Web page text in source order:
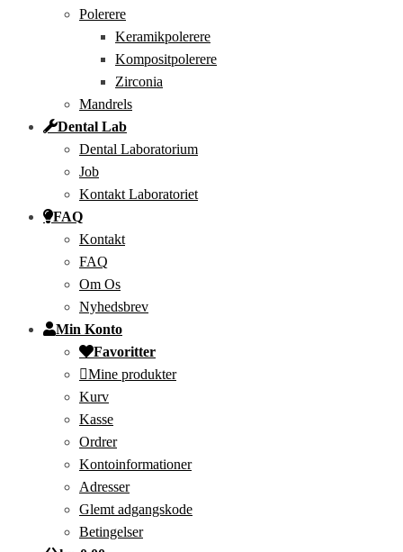
Polerere
Keramikpolerere
Kompositpolerere
Zirconia
Mandrels
Dental Lab
Dental Laboratorium
Job
Kontakt Laboratoriet
FAQ
Kontakt
FAQ
Om Os
Nyhedsbrev
Min Konto
Favoritter
Mine produkter
Kurv
Kasse
Ordrer
Kontoinformationer
Adresser
Glemt adgangskode
Betingelser